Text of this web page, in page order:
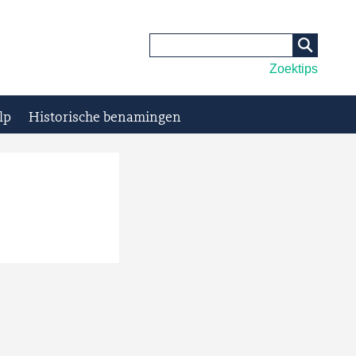
Zoektips
Historische benamingen